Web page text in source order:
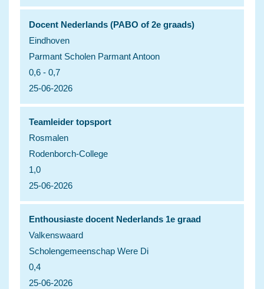
Docent Nederlands (PABO of 2e graads)
Eindhoven
Parmant Scholen Parmant Antoon
0,6 - 0,7
25-06-2026
Teamleider topsport
Rosmalen
Rodenborch-College
1,0
25-06-2026
Enthousiaste docent Nederlands 1e graad
Valkenswaard
Scholengemeenschap Were Di
0,4
25-06-2026